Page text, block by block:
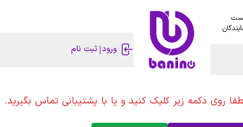
ورود ثبت نام
روی دکمه زیر کلیک کنید و یا با پشتیبانی تماس بگیرید.